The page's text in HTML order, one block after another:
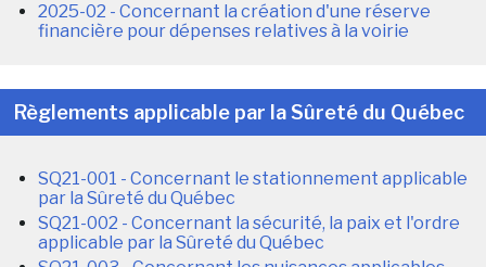
2025-02 - Concernant la création d'une réserve
financière pour dépenses relatives à la voirie
Règlements applicable par la Sûreté du Québec
SQ21-001 - Concernant le stationnement applicable
par la Sûreté du Québec
SQ21-002 - Concernant la sécurité, la paix et l'ordre
applicable par la Sûreté du Québec